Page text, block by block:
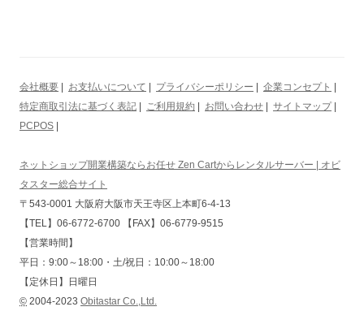
会社概要 お支払いについて プライバシーポリシー 企業コンセプト
特定商取引法に基づく表記
ご利用規約 お問い合わせ サイトマップ|
PCPOS
ネットショップ開業構築ならお任せ Zen Cartからレンタルサーバー | オビ
タスター総合サイト
〒543-0001 大阪府大阪市天王寺区上本町6-4-13
【TEL】06-6772-6700 【FAX】06-6779-9515
【営業時間】
平日：9:00～18:00・土/祝日：10:00～18:00
【定休日】日曜日
© 2004-2023 Obitastar Co.,Ltd.